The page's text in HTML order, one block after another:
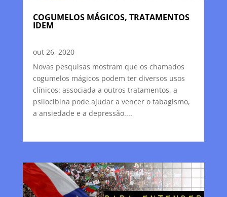
COGUMELOS MÁGICOS, TRATAMENTOS
IDEM
out 26, 2020
Novas pesquisas mostram que os chamados
cogumelos mágicos podem ter diversos usos
clínicos: associada a outros tratamentos, a
psilocibina pode ajudar a vencer o tabagismo,
a ansiedade e a depressão....